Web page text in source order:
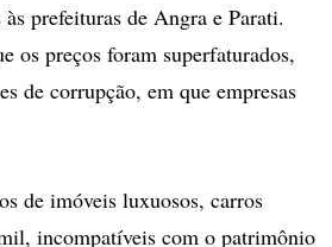
prefeituras de Angra e Parati.
os preços foram superfaturados,
de corrupção, em que empresas
de imóveis luxuosos, carros
incompatíveis com o patrimônio